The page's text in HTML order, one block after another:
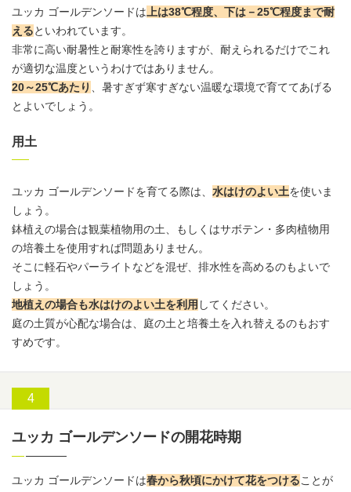
ユッカ ゴールデンソードは上は38℃程度、下は－25℃程度まで耐
えるといわれています。
非常に高い耐暑性と耐寒性を誇りますが、耐えられるだけでこれ
が適切な温度というわけではありません。
20～25℃あたり 、暑すぎず寒すぎない温暖な環境で育ててあげる
とよいでしょう。
用土
ユッカ ゴールデンソードを育てる際は、 水はけのよい土を使いま
しょう。
鉢植えの場合は観葉植物用の土、もしくはサボテン・多肉植物用
の培養土を使用すれば問題ありません。
そこに軽石やパーライトなどを混ぜ、排水性を高めるのもよいで
しょう。
地植えの場合も水はけのよい土を利用 してください。
庭の土質が心配な場合は、庭の土と培養土を入れ替えるのもおす
すめです。
ユッカ ゴールデンソードの開花時期
ユッカ ゴールデンソードは春から秋頃にかけて花をつけることが